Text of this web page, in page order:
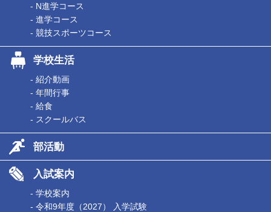
- N進学コース
- 進学コース
- 競技スポーツコース
学校生活
- 紹介動画
- 年間行事
- 給食
- スクールバス
部活動
入試案内
- 学校案内
- 令和9年度（2027） 入学試験